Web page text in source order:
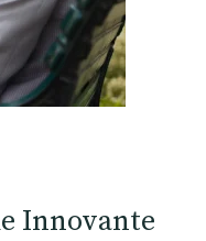
Innovante